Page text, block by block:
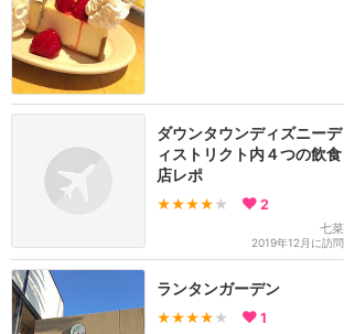
ダウンタウンディズニーデ
ィストリクト内４つの飲食
店レポ
★★★★ ★ 2
七菜
2019年12月に訪問
ランタンガーデン
★★★★ ★ 1